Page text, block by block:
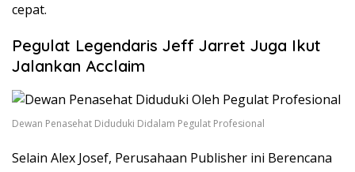
cepat.
Pegulat Legendaris Jeff Jarret Juga Ikut
Jalankan Acclaim
Dewan Penasehat Diduduki Didalam Pegulat Profesional
Selain Alex Josef, Perusahaan Publisher ini Berencana